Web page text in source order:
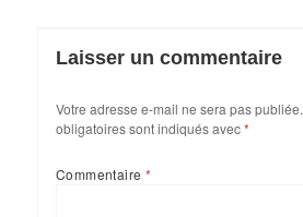
Laisser un commentaire
Votre adresse e-mail ne sera pas publiée.
obligatoires sont indiqués avec*
Commentaire*